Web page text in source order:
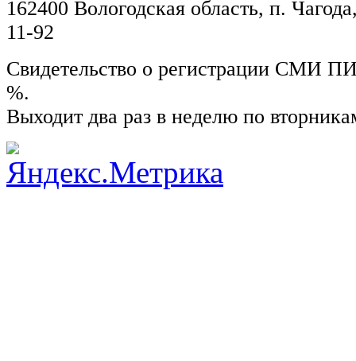
162400 Вологодская область, п.
11-92
Свидетельство о регистрации СМИ
%.
Выходит два раз в неделю по